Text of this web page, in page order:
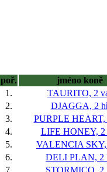
poř. jméno koně
1.
TAURITO, 2
2.
DJAGGA, 2
3.
PURPLE HEART,
4.
LIFE HONEY, 2
5.
VALENCIA
6.
DELI PLAN, 2
7.
STORMICO, 2